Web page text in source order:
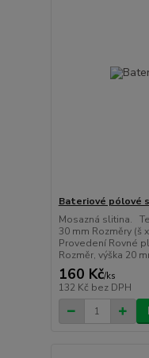
Bateriové pólové
Mosazná slitina.
30 mm Rozměry (š
Provedení Rovné
Rozměr, výška 20
160 Kč/ks
132 Kč bez DPH